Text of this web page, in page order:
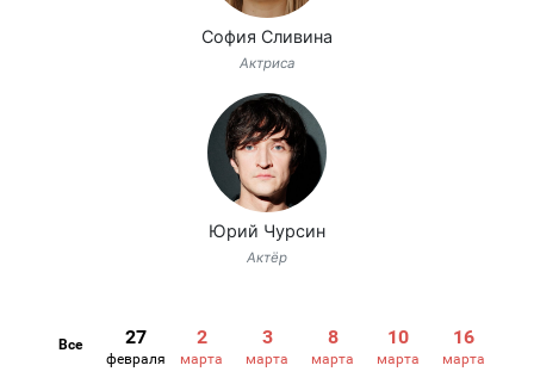
София Сливина
Актриса
Юрий Чурсин
Актёр
Все 27
февраля
2
марта
3
марта
8
марта
10
марта
16
марта